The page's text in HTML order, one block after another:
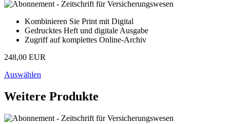
Kombinieren Sie Print mit Digital
Gedrucktes Heft und digitale Ausgabe
Zugriff auf komplettes Online-Archiv
248,00 EUR
Auswählen
Weitere Produkte